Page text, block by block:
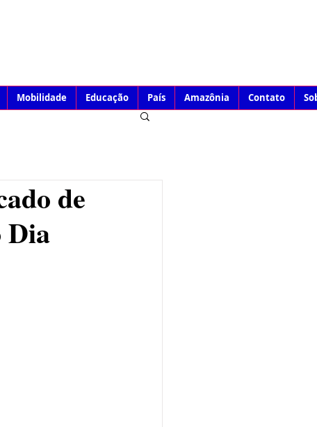
Mobilidade Educação País Amazônia Contato
de
Dia